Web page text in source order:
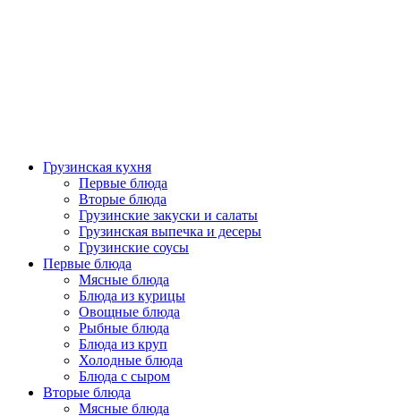
Грузинская кухня
Первые блюда
Вторые блюда
Грузинские закуски и салаты
Грузинская выпечка и десеры
Грузинские соусы
Первые блюда
Мясные блюда
Блюда из курицы
Овощные блюда
Рыбные блюда
Блюда из круп
Холодные блюда
Блюда с сыром
Вторые блюда
Мясные блюда